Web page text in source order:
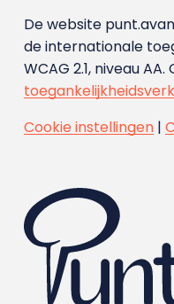
De website
de internationale
WCAG 2.1, niveau
Cookie instellingen|